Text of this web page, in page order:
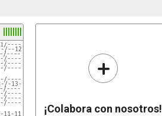
14-11----11-12-------12--/
12-------12-------12--------/
12-----/
12--------12-10-/--12-14-15
13----13-13--------/----------
11-12-
+
¡Colabora con nosotros!